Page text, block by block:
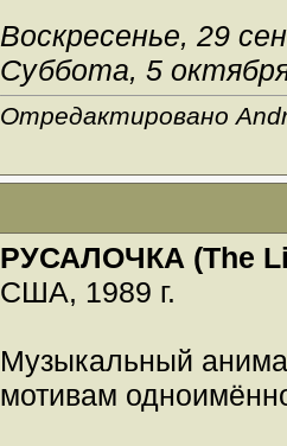
Воскресенье, 29
Суббота, 5
Отредактировано
РУСАЛОЧКА (The
США, 1989 г.
Музыкальный
мотивам